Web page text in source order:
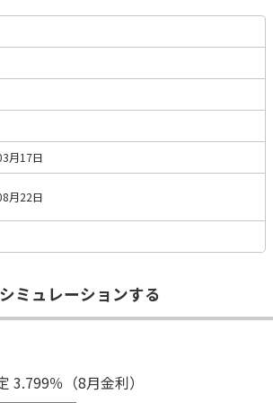
月17日
月22日
ミュレーションする
3.799％（8月金利）